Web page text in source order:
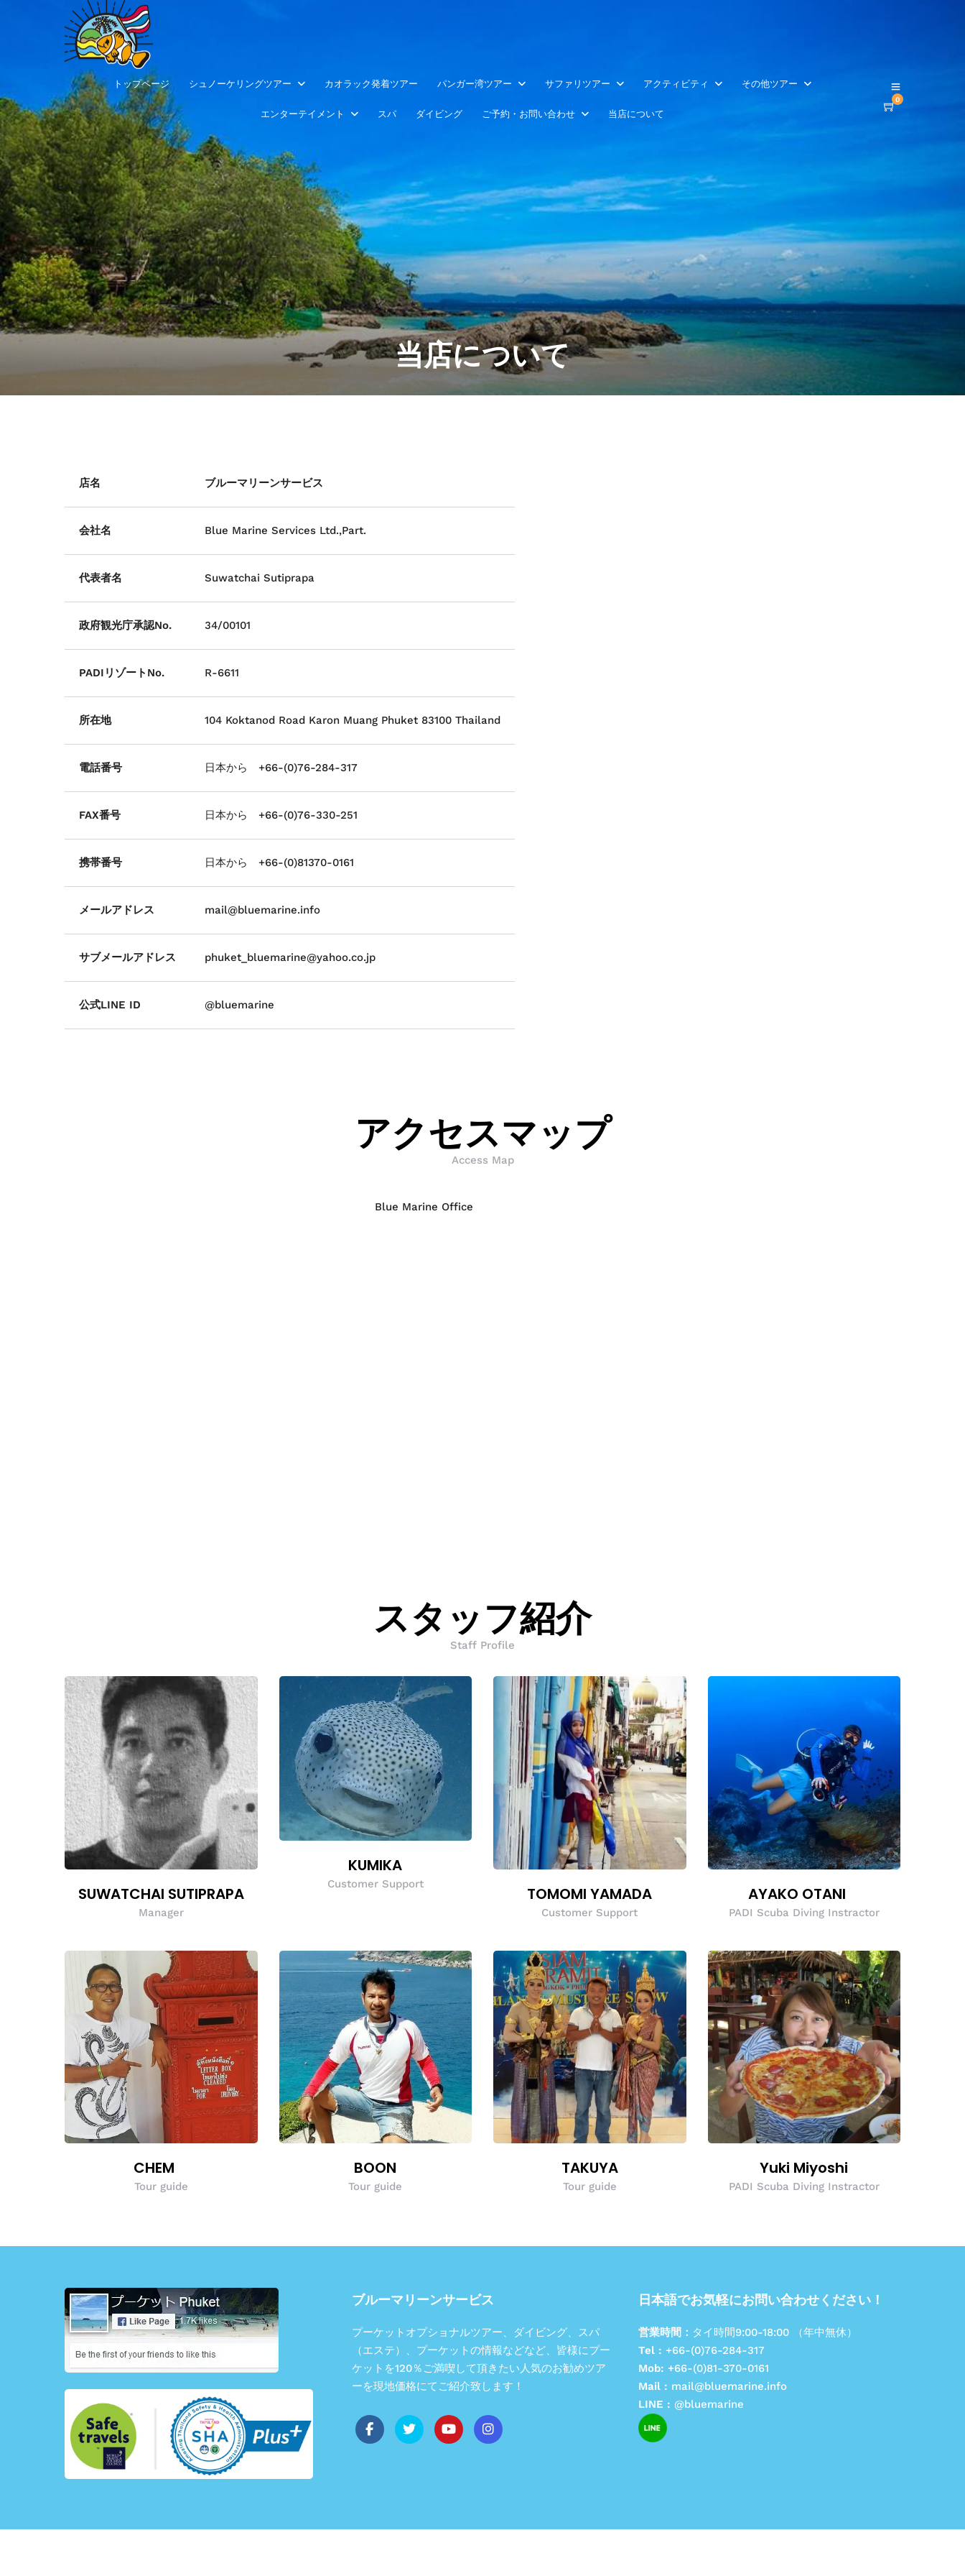
トップページ シュノーケリングツアー カオラック発着ツアー パンガー湾ツアー サファリツアー アクティビティ その他ツアー
エンターテイメント スパ ダイビング ご予約・お問い合わせ 当店について
0
当店について
店名 ブルーマリーンサービス
会社名 Blue Marine Services Ltd.,Part.
代表者名 Suwatchai Sutiprapa
政府観光庁承認No. 34/00101
PADIリゾートNo. R-6611
所在地 104 Koktanod Road Karon Muang Phuket 83100 Thailand
電話番号 日本から +66-(0)76-284-317
FAX番号 日本から +66-(0)76-330-251
携帯番号 日本から +66-(0)81370-0161
メールアドレス mail@bluemarine.info
サブメールアドレス phuket_bluemarine@yahoo.co.jp
公式LINE ID @bluemarine
アクセスマップ
Access Map
Blue Marine Office
スタッフ紹介
Staff Profile
SUWATCHAI SUTIPRAPA
Manager
KUMIKA
Customer Support TOMOMI YAMADA
Customer Support
AYAKO OTANI
PADI Scuba Diving Instractor
CHEM
Tour guide
BOON
Tour guide
TAKUYA
Tour guide
Yuki Miyoshi
PADI Scuba Diving Instractor
ブルーマリーンサービス
プーケットオプショナルツアー、ダイビング、スパ
（エステ）、プーケットの情報などなど、皆様にプー
ケットを120％ご満喫して頂きたい人気のお勧めツア
ーを現地価格にてご紹介致します！
日本語でお気軽にお問い合わせください！
営業時間： タイ時間9:00-18:00 （年中無休）
Tel : +66-(0)76-284-317
Mob: +66-(0)81-370-0161
Mail : mail@bluemarine.info
LINE : @bluemarine